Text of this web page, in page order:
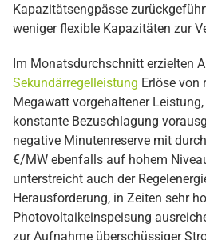
Kapazitätsengpässe
weniger flexible Kapazitäten zur
Im Monatsdurchschnitt erzielten
Sekundärregelleistung Erlöse von
Megawatt vorgehaltener Leistung,
konstante Bezuschlagung
negative Minutenreserve mit
€/MW ebenfalls auf hohem
unterstreicht auch der
Herausforderung, in Zeiten sehr
Photovoltaikeinspeisung
zur Aufnahme überschüssiger